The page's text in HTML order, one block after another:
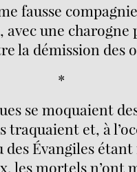
fausse
avec une charogne
la démission des
*
se moquaient
traquaient et, à
des Évangiles
les mortels n’ont